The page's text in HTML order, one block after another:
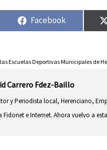
Facebook
Escuelas Deportivas Municipales de
Carrero Fdez-Baillo
y Periodista local, Herenciano,
Fidonet e Internet. Ahora vuelvo a